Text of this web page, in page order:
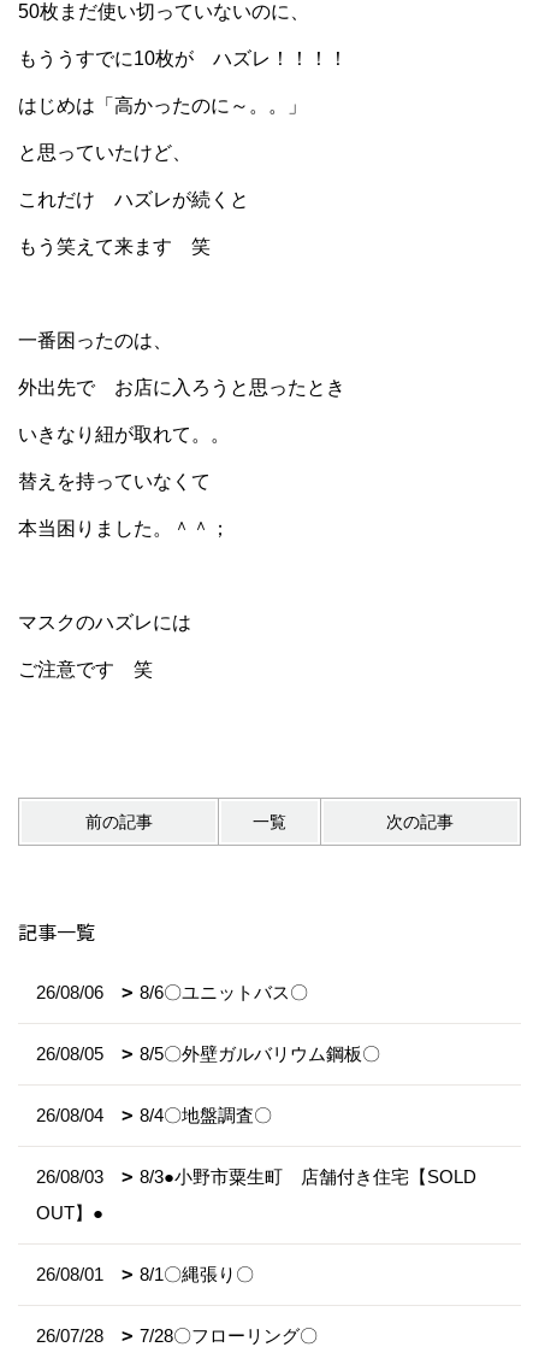
50枚まだ使い切っていないのに、
もううすでに10枚が ハズレ！！！！
はじめは「高かったのに～。。」
と思っていたけど、
これだけ ハズレが続くと
もう笑えて来ます 笑
一番困ったのは、
外出先で お店に入ろうと思ったとき
いきなり紐が取れて。。
替えを持っていなくて
本当困りました。＾＾；
マスクのハズレには
ご注意です 笑
前の記事 一覧 次の記事
記事一覧
26/08/06 8/6〇ユニットバス〇
26/08/05 8/5〇外壁ガルバリウム鋼板〇
26/08/04 8/4〇地盤調査〇
26/08/03
8/3●小野市粟生町 店舗付き住宅【SOLD
OUT】●
26/08/01 8/1〇縄張り〇
26/07/28 7/28〇フローリング〇